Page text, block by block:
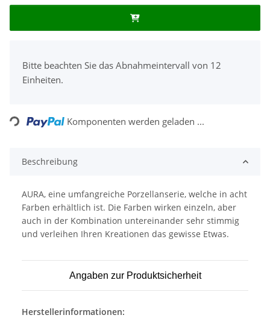
Bitte beachten Sie das Abnahmeintervall von 12
Einheiten.
Loading... Komponenten werden geladen ...
Beschreibung
AURA, eine umfangreiche Porzellanserie, welche in acht
Farben erhältlich ist. Die Farben wirken einzeln, aber
auch in der Kombination untereinander sehr stimmig
und verleihen Ihren Kreationen das gewisse Etwas.
Angaben zur Produktsicherheit
Herstellerinformationen: